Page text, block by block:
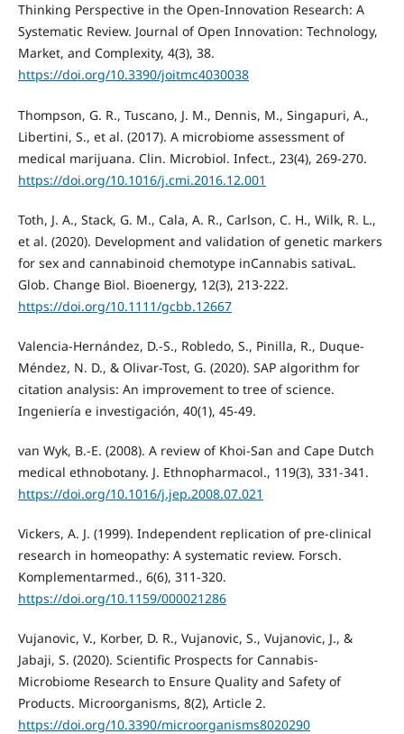
Thinking Perspective in the Open-Innovation Research: A
Systematic Review. Journal of Open Innovation: Technology,
Market, and Complexity, 4(3), 38.
https://doi.org/10.3390/joitmc4030038
Thompson, G. R., Tuscano, J. M., Dennis, M., Singapuri, A.,
Libertini, S., et al. (2017). A microbiome assessment of
medical marijuana. Clin. Microbiol. Infect., 23(4), 269-270.
https://doi.org/10.1016/j.cmi.2016.12.001
Toth, J. A., Stack, G. M., Cala, A. R., Carlson, C. H., Wilk, R. L.,
et al. (2020). Development and validation of genetic markers
for sex and cannabinoid chemotype inCannabis sativaL.
Glob. Change Biol. Bioenergy, 12(3), 213-222.
https://doi.org/10.1111/gcbb.12667
Valencia-Hernández, D.-S., Robledo, S., Pinilla, R., Duque-
Méndez, N. D., & Olivar-Tost, G. (2020). SAP algorithm for
citation analysis: An improvement to tree of science.
Ingeniería e investigación, 40(1), 45-49.
van Wyk, B.-E. (2008). A review of Khoi-San and Cape Dutch
medical ethnobotany. J. Ethnopharmacol., 119(3), 331-341.
https://doi.org/10.1016/j.jep.2008.07.021
Vickers, A. J. (1999). Independent replication of pre-clinical
research in homeopathy: A systematic review. Forsch.
Komplementarmed., 6(6), 311-320.
https://doi.org/10.1159/000021286
Vujanovic, V., Korber, D. R., Vujanovic, S., Vujanovic, J., &
Jabaji, S. (2020). Scientific Prospects for Cannabis-
Microbiome Research to Ensure Quality and Safety of
Products. Microorganisms, 8(2), Article 2.
https://doi.org/10.3390/microorganisms8020290